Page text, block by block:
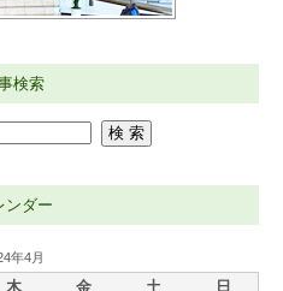
検索
ンダー
年4月
木 金 土 日